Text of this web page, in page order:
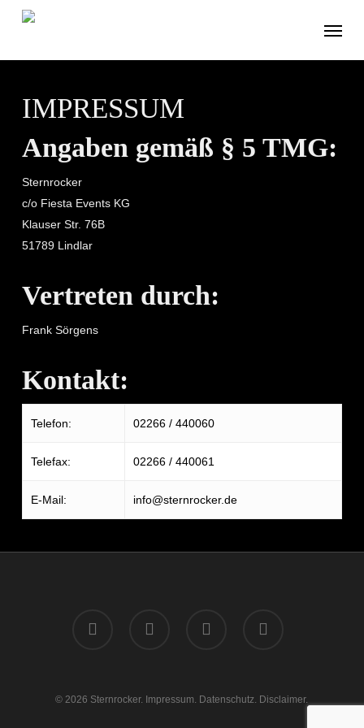
Menu
IMPRESSUM
Angaben gemäß § 5 TMG:
Sternrocker
c/o Fiesta Events KG
Klauser Str. 76B
51789 Lindlar
Vertreten durch:
Frank Sörgens
Kontakt:
Telefon: 02266 / 440060
Telefax: 02266 / 440061
E-Mail: info@sternrocker.de
© 2026 Sternrocker. Impressum. Datenschutz. Disclaimer.